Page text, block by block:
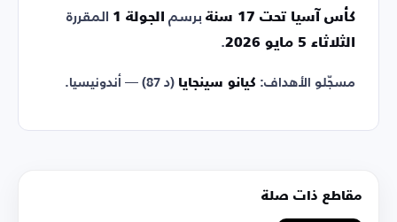
كأس آسيا تحت 17 سنة
برسم الجولة 1
المقررة
الثلاثاء 5 مايو 2026
.
مسجّلو الأهداف: كيانو سينجايا (د 87) — أندونيسيا.
مقاطع ذات صلة